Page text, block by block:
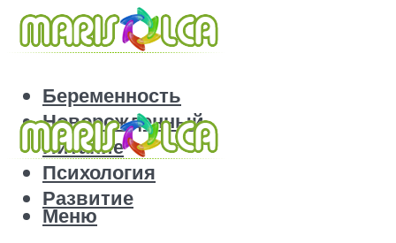
Беременность
Новорожденный
Питание
Психология
Развитие
Меню